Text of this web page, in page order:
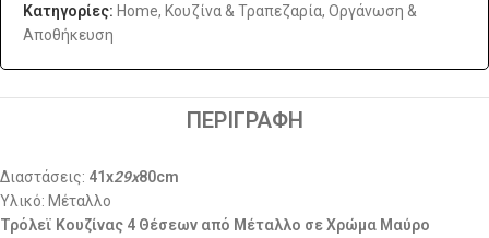
Κατηγορίες: Home, Κουζίνα & Τραπεζαρία, Οργάνωση &
Αποθήκευση
ΠΕΡΙΓΡΑΦΉ
Διαστάσεις: 41x29x80cm
Υλικό: Μέταλλο
Τρόλεϊ Κουζίνας 4 Θέσεων από Μέταλλο σε Χρώμα Μαύρο